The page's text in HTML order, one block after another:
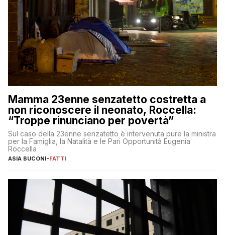
Mamma 23enne senzatetto costretta a
non riconoscere il neonato, Roccella:
“Troppe rinunciano per povertà”
Sul caso della 23enne senzatetto è intervenuta pure la ministra
per la Famiglia, la Natalità e le Pari Opportunità Eugenia
Roccella
ASIA BUCONI-FATTI